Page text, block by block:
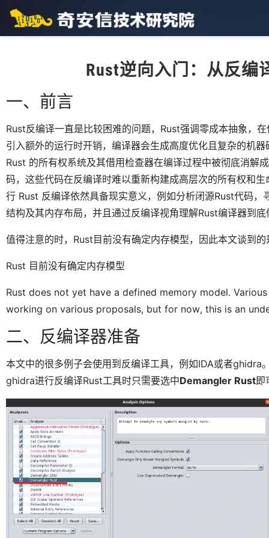
Rust逆向入门：从反编
一、前言
Rust反编译一直是比较困难的问题，Rust强调零成本抽象，
引入额外的运行时开销，编译器会生成高度优化且复杂的机
Rust 的所有权系统及其借用检查器在编译过程中被彻底消解
码，这些代码在反编译时难以重新构建成高层次的所有权和
行 Rust 反编译依然具备现实意义，例如分析闭源Rust代码
结构及其内存布局，并且通过反编译视角理解Rust编译器到
值得注意的时，Rust目前没有确定内存模型，因此本文谈到
Rust 目前没有确定内存模型
Rust does not yet have a defined memory model.
working on various proposals, but for now, this is an
二、反编译器准备
本文中的很多例子会使用到反编译工具，例如IDA或者
ghidra进行反编译Rust工具时只需要选中Demangler Rust即